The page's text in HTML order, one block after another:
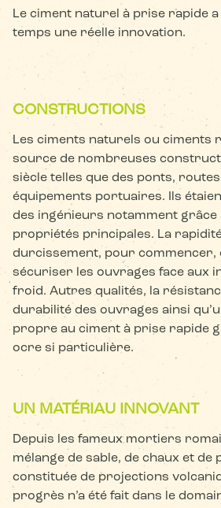
Le ciment naturel à prise rapide
temps une réelle innovation.
CONSTRUCTIONS
Les ciments naturels ou ciments
source de nombreuses
siècle telles que des ponts,
équipements portuaires. Ils
des ingénieurs notamment grâce
propriétés principales. La
durcissement, pour commencer,
sécuriser les ouvrages face aux
froid. Autres qualités, la
durabilité des ouvrages ainsi
propre au ciment à prise rapide
ocre si particulière.
UN MATÉRIAU INNOVANT
Depuis les fameux mortiers
mélange de sable, de chaux et de
constituée de projections
progrès n’a été fait dans le